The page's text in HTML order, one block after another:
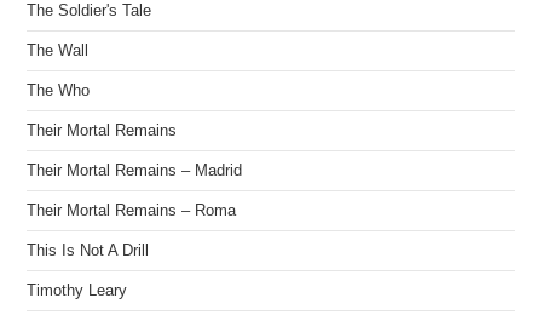
The Soldier's Tale
The Wall
The Who
Their Mortal Remains
Their Mortal Remains – Madrid
Their Mortal Remains – Roma
This Is Not A Drill
Timothy Leary